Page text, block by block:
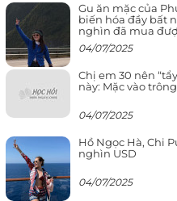
Gu ăn mặc của
biến hóa đầy bất
nghìn đã mua
04/07/2025
Chị em 30 nên
này: Mặc vào
04/07/2025
Hồ Ngọc Hà, Chi
nghìn USD
04/07/2025